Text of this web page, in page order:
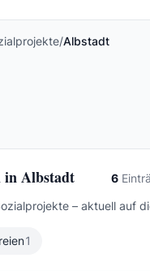
/Albstadt
in Albstadt 6
– aktuell auf
1